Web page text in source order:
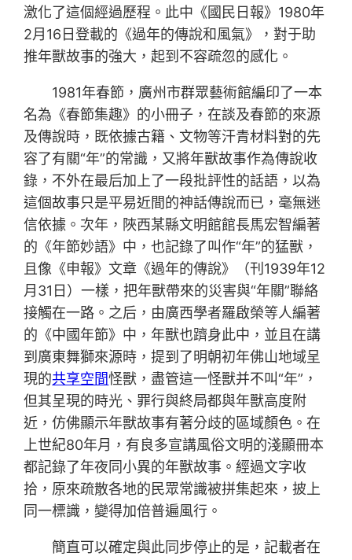
激化了這個經過歷程。此中《國民日報》1980年
2月16日登載的《過年的傳說和風氣》，對于助
推年獸故事的強大，起到不容疏忽的感化。
1981年春節，廣州市群眾藝術館編印了一本
名為《春節集趣》的小冊子，在談及春節的來源
及傳說時，既依據古籍、文物等汗青材料對的先
容了有關“年”的常識，又將年獸故事作為傳說收
錄，不外在最后加上了一段批評性的話語，以為
這個故事只是平易近間的神話傳說而已，毫無迷
信依據。次年，陜西某縣文明館館長馬宏智編著
的《年節妙語》中，也記錄了叫作“年”的猛獸，
且像《申報》文章《過年的傳說》（刊1939年12
月31日）一樣，把年獸帶來的災害與“年關”聯絡
接觸在一路。之后，由廣西學者羅啟榮等人編著
的《中國年節》中，年獸也躋身此中，並且在講
到廣東舞獅來源時，提到了明朝初年佛山地域呈
現的共享空間怪獸，盡管這一怪獸并不叫“年”，
但其呈現的時光、罪行與終局都與年獸高度附
近，仿佛顯示年獸故事有著分歧的區域顏色。在
上世紀80年月，有良多宣講風俗文明的淺顯冊本
都記錄了年夜同小異的年獸故事。經過文字收
拾，原來疏散各地的民眾常識被拼集起來，披上
同一標識，變得加倍普遍風行。
簡直可以確定與此同步停止的是，記載者在